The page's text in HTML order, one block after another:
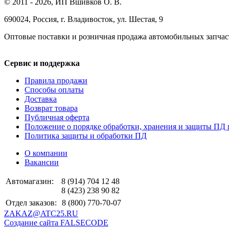
© 2011 - 2026, ИП Вшивков О. В.
690024, Россия, г. Владивосток, ул. Шестая, 9
Оптовые поставки и розничная продажа автомобильных
Сервис и поддержка
Правила продажи
Способы оплаты
Доставка
Возврат товара
Публичная оферта
Положение о порядке обработки, хранения и защиты ПД
Политика защиты и обработки ПД
О компании
Вакансии
Автомагазин:
8 (914) 704 12 48
8 (423) 238 90 82
Отдел заказов:
8 (800) 770-70-07
ZAKAZ@ATC25.RU
Создание сайта FALSECODE